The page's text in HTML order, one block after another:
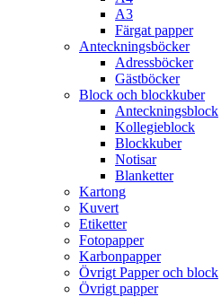
A3
Färgat papper
Anteckningsböcker
Adressböcker
Gästböcker
Block och blockkuber
Anteckningsblock
Kollegieblock
Blockkuber
Notisar
Blanketter
Kartong
Kuvert
Etiketter
Fotopapper
Karbonpapper
Övrigt Papper och block
Övrigt papper